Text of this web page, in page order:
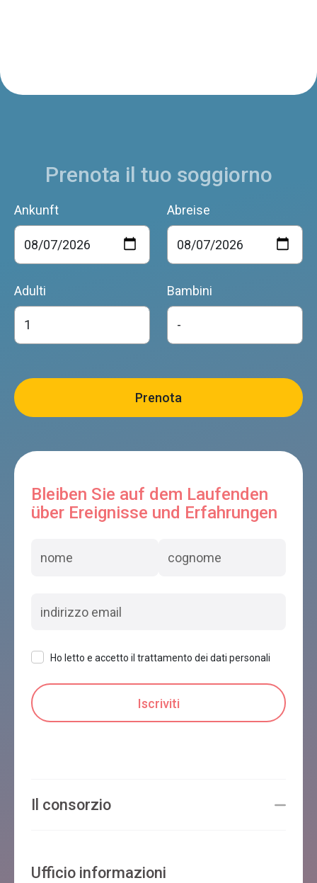
Prenota il tuo soggiorno
Ankunft Abreise
Adulti Bambini
Bleiben Sie auf dem Laufenden
über Ereignisse und Erfahrungen
Ho letto e accetto il trattamento dei dati personali
Il consorzio
Ufficio informazioni